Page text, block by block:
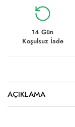
14 Gün
Koşulsuz İade
AÇIKLAMA